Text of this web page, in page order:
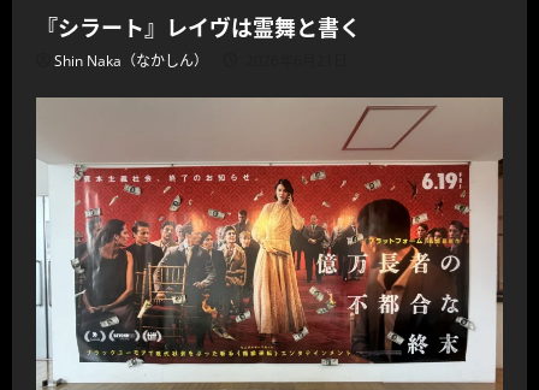
『シラート』レイヴは霊舞と書く
Shin Naka（なかしん）